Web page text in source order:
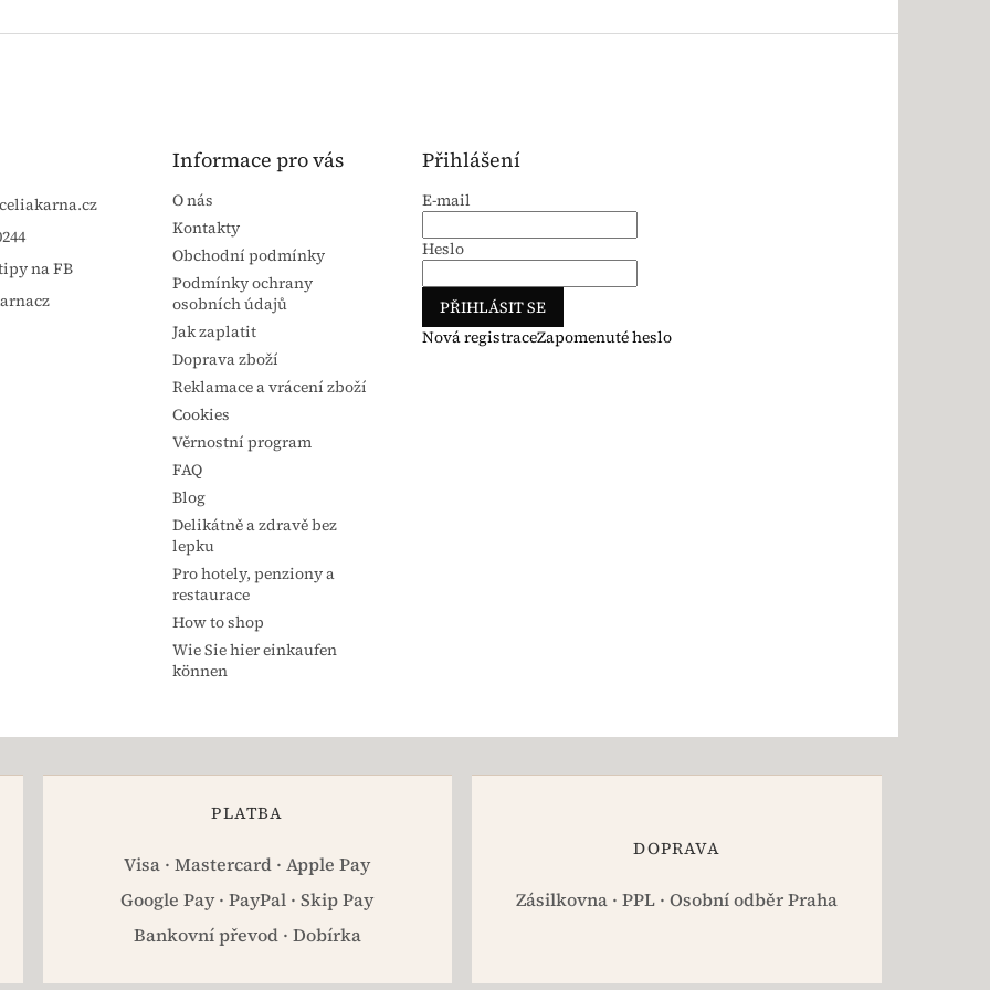
celiakarna.cz
na FB
Informace pro vás
O nás
Kontakty
Obchodní podmínky
Podmínky ochrany
osobních údajů
Jak zaplatit
Doprava zboží
Reklamace a vrácení zboží
Cookies
Věrnostní program
FAQ
Blog
Delikátně a zdravě bez
lepku
Pro hotely, penziony a
restaurace
How to shop
Wie Sie hier einkaufen
können
Přihlášení
E-mail
Heslo
PŘIHLÁSIT SE
Nová registraceZapomenuté heslo
PLATBA
Visa · Mastercard · Apple Pay
Google Pay · PayPal · Skip Pay
Bankovní převod · Dobírka
DOPRAVA
Zásilkovna · PPL · Osobní odběr Praha